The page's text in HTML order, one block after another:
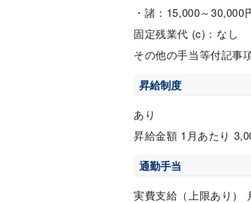
・諸：15,000～30,000
固定残業代 (c)：なし
その他の手当等付記事
昇給制度
あり
昇給金額 1月あたり
通勤手当
実費支給（上限あり